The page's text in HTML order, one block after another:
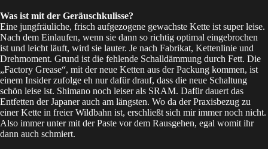
Was ist mit der Geräuschkulisse?
Eine jungfräuliche, frisch aufgezogene gewachste Kette ist super leise.
Nach dem Einlaufen, wenn sie dann so richtig optimal eingebrochen
ist und leicht läuft, wird sie lauter. Je nach Fabrikat, Kettenlinie und
Drehmoment. Grund ist die fehlende Schalldämmung durch Fett. Die
„Factory Grease“, mit der neue Ketten aus der Packung kommen, ist
einem Insider zufolge eh nur dafür drauf, dass die neue Schaltung
schön leise ist. Shimano noch leiser als SRAM. Dafür dauert das
Entfetten der Japaner auch am längsten. Wo da der Praxisbezug zu
einer Kette in freier Wildbahn ist, erschließt sich mir immer noch nicht.
Also immer unter mit der Paste vor dem Rausgehen, egal womit ihr
dann auch schmiert.